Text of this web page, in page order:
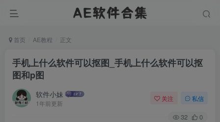
首页 AE教程 正文
手机上什么软件可以抠图_手机上什么软件可以抠
图和p图
软件小妹
1年前更新
关注 私信
32 0